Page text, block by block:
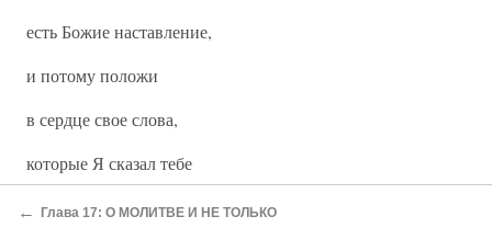
есть Божие наставление,
и потому положи
в сердце свое слова,
которые Я сказал тебе
в сей день —
← Глава 17: О МОЛИТВЕ И НЕ ТОЛЬКО